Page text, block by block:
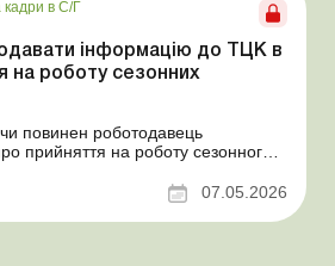
кадри в С/Г
інформацію до ТЦК в
на роботу сезонних
чи повинен роботодавець
прийняття на роботу сезонного
працівників на сезонні
штрафні санкції за порушення
обліку в
07.05.2026